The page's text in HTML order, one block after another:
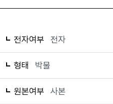
전자여부 전자
형태 박물
원본여부 사본